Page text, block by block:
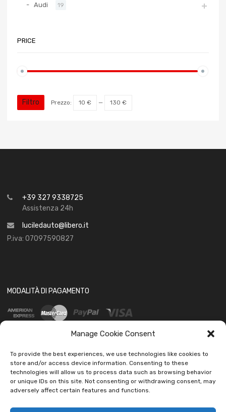
Manage Cookie Consent
To provide the best experiences, we use technologies like cookies to
store and/or access device information. Consenting to these
technologies will allow us to process data such as browsing behavior
or unique IDs on this site. Not consenting or withdrawing consent, may
adversely affect certain features and functions.
Audi 19
PRICE
Filtro Prezzo: 10 € — 130 €
+39 327 9338725
Assistenza 24h
luciledauto@libero.it
P.iva: 07097590827
MODALITÀ DI PAGAMENTO
SOCIAL